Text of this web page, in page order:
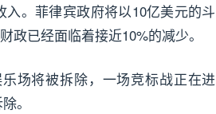
。菲律宾政府将以10亿美元的斗
已经面临着接近10%的减少。
场将被拆除，一场竞标战正在进
。